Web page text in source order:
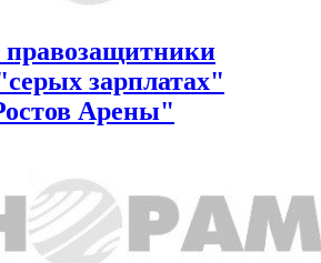
зарплатах"
Арены"